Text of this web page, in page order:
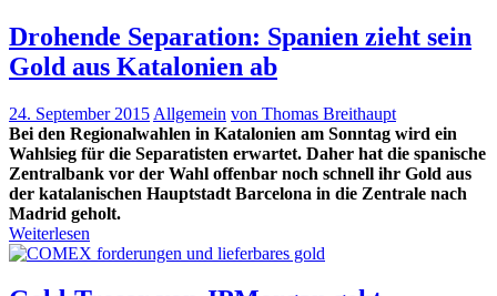
Drohende Separation: Spanien zieht sein
Gold aus Katalonien ab
24. September 2015 Allgemein von Thomas Breithaupt
Bei den Regionalwahlen in Katalonien am Sonntag wird ein
Wahlsieg für die Separatisten erwartet. Daher hat die spanische
Zentralbank vor der Wahl offenbar noch schnell ihr Gold aus
der katalanischen Hauptstadt Barcelona in die Zentrale nach
Madrid geholt.
Weiterlesen